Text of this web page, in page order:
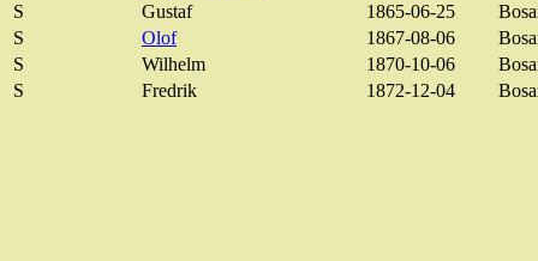
S
Gustaf 1865-06-25
S
Olof 1867-08-06
S
Wilhelm 1870-10-06
S
Fredrik 1872-12-04